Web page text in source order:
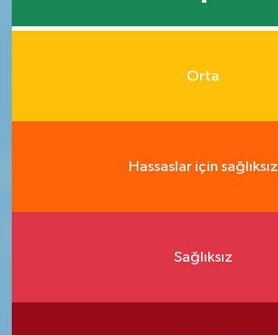
Orta
Hassaslar için sağlıksız
Sağlıksız